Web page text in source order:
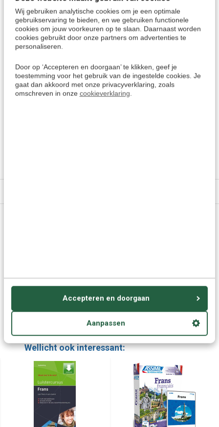
Wij gebruiken analytische cookies om je een optimale
gebruikservaring te bieden, en we gebruiken functionele
cookies om jouw voorkeuren op te slaan. Daarnaast worden
cookies gebruikt door onze partners om advertenties te
personaliseren.
Door op ‘Accepteren en doorgaan’ te klikken, geef je
toestemming voor het gebruik van de ingestelde cookies. Je
gaat dan akkoord met onze privacyverklaring, zoals
omschreven in onze cookieverklaring.
Accepteren en doorgaan
Aanpassen
Amazon Kindle Fire
Meer keuzes:
Kies een andere taal
nodig?
Wellicht ook interessant: